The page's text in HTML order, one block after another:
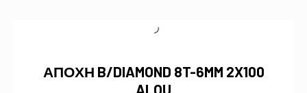
ΑΠΟΧΗ B/DIAMOND 8T-6MM 2X100
ALOU